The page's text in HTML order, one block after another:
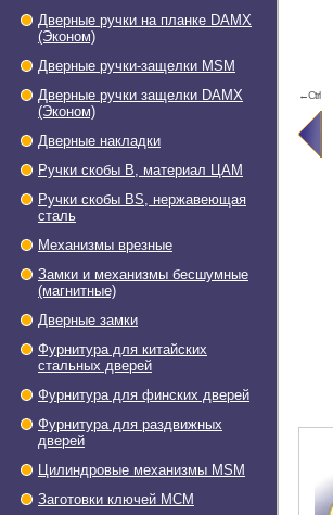
Дверные ручки на планке DAMX
(Эконом)
Дверные ручки-защелки МSМ
Дверные ручки защелки DAMX
(Эконом)
Дверные накладки
Ручки скобы В, материал ЦАМ
Ручки скобы BS, нержавеющая
сталь
Механизмы врезные
Замки и механизмы бесшумные
(магнитные)
Дверные замки
Фурнитура для китайских
стальных дверей
Фурнитура для финских дверей
Фурнитура для раздвижных
дверей
Цилиндровые механизмы MSM
Заготовки ключей МСМ
←Ctrl